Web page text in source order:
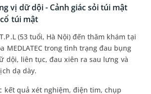
vị dữ dội - Cảnh giác sỏi túi mật
túi mật
(53 tuổi, Hà Nội) đến thăm khám tại
MEDLATEC trong tình trạng đau bụng
dội, liên tục, đau xiên ra sau lưng và
dạ dày.
kết quả xét nghiệm, điện tim, chụp